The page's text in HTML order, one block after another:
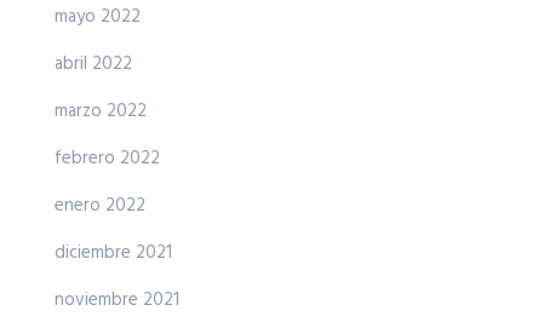
mayo 2022
abril 2022
marzo 2022
febrero 2022
enero 2022
diciembre 2021
noviembre 2021